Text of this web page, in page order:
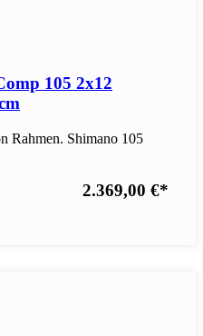
105 2x12
Rahmen. Shimano 105
2.369,00 €*